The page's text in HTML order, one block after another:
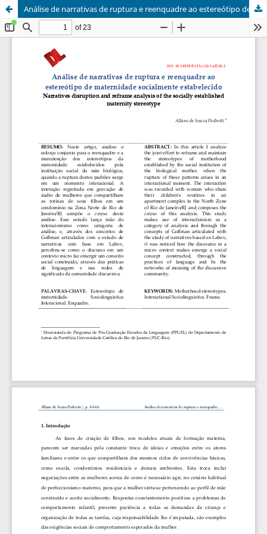
Análise de narrativas de ruptura e reenquadre ao estereótipo de maternidade socialmente estabelecido